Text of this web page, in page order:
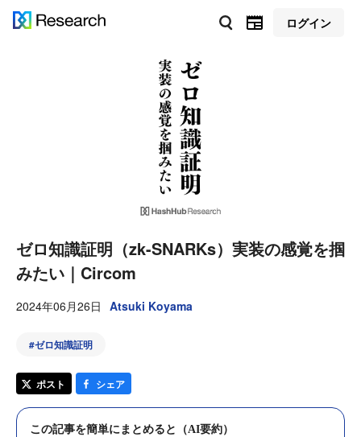
ログイン
ゼロ知識証明（zk-SNARKs）実装の感覚を掴
みたい｜Circom
2024年06月26日 Atsuki Koyama
#ゼロ知識証明
ポスト シェア
この記事を簡単にまとめると（AI要約）